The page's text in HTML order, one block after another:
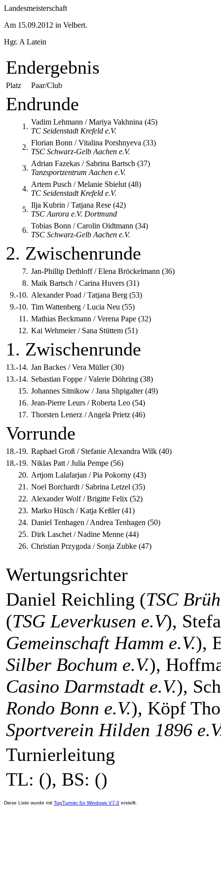
Landesmeisterschaft
Am 15.09.2012 in Velbert.
Hgr. A Latein
Endergebnis
Platz Paar/Club
Endrunde
1.
Vadim Lehmann / Mariya Vakhnina (45)
TC Seidenstadt Krefeld e.V.
2.
Florian Bonn / Vitalina Porshnyeva (33)
TSC Schwarz-Gelb Aachen e.V.
3.
Adrian Fazekas / Sabrina Bartsch (37)
Tanzsportzentrum Aachen e.V.
4.
Artem Pusch / Melanie Sbielut (48)
TC Seidenstadt Krefeld e.V.
5.
Ilja Kubrin / Tatjana Rese (42)
TSC Aurora e.V. Dortmund
6.
Tobias Bonn / Carolin Oidtmann (34)
TSC Schwarz-Gelb Aachen e.V.
2. Zwischenrunde
7. Jan-Phillip Dethloff / Elena Bröckelmann (36)
8. Maik Bartsch / Carina Huvers (31)
9.-10. Alexander Poad / Tatjana Berg (53)
9.-10. Tim Wattenberg / Lucia Neu (55)
11. Mathias Beckmann / Verena Pape (32)
12. Kai Wehmeier / Sana Stüttem (51)
1. Zwischenrunde
13.-14. Jan Backes / Vera Müller (30)
13.-14. Sebastian Foppe / Valerie Döhring (38)
15. Johannes Sitnikow / Jana Shpigalter (49)
16. Jean-Pierre Leurs / Roberta Leo (54)
17. Thorsten Lenerz / Angela Prietz (46)
Vorrunde
18.-19. Raphael Groß / Stefanie Alexandra Wilk (40)
18.-19. Niklas Patt / Julia Pempe (56)
20. Artjom Lalafarjan / Pia Pokorny (43)
21. Noel Borchardt / Sabrina Letzel (35)
22. Alexander Wolf / Brigitte Felix (52)
23. Marko Hüsch / Katja Keßler (41)
24. Daniel Tenhagen / Andrea Tenhagen (50)
25. Dirk Laschet / Nadine Menne (44)
26. Christian Przygoda / Sonja Zubke (47)
Wertungsrichter
Daniel Reichling (TSC
(TSG Leverkusen e.V),
Gemeinschaft Hamm e.V.),
Silber Bochum e.V.),
Casino Darmstadt e.V.),
Rondo Bonn e.V.), Köpf
Sportverein Hilden 1896
Turnierleitung
TL: (), BS: ()
Diese Liste wurde mit TopTurnier für Windows V7.0 erstellt.